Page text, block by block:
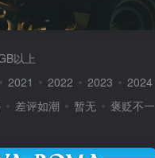
以上
2021 2022 2023 2024
差评如潮 暂无 褒贬不一